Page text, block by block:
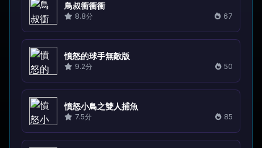
鳥叔衝衝衝
8.8分 67
憤怒的球手無敵版
9.2分 50
憤怒小鳥之雙人捕魚
7.5分 85